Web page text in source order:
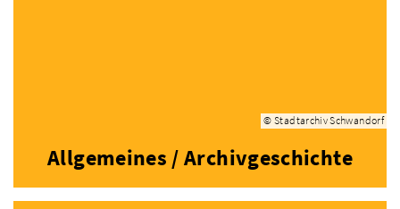
© Stadtarchiv Schwandorf
Allgemeines / Archivgeschichte